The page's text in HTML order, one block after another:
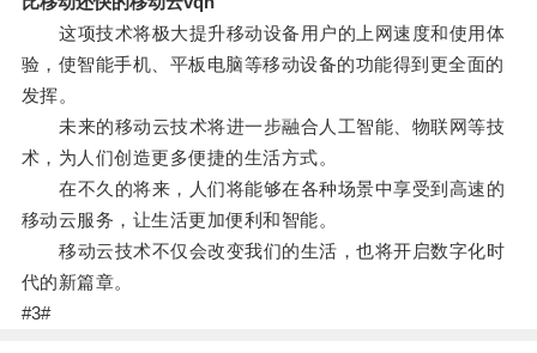
这项技术将极大提升移动设备用户的上网速度和使用体
验，使智能手机、平板电脑等移动设备的功能得到更全面的
发挥。
未来的移动云技术将进一步融合人工智能、物联网等技
术，为人们创造更多便捷的生活方式。
在不久的将来，人们将能够在各种场景中享受到高速的
移动云服务，让生活更加便利和智能。
移动云技术不仅会改变我们的生活，也将开启数字化时
代的新篇章。
#3#